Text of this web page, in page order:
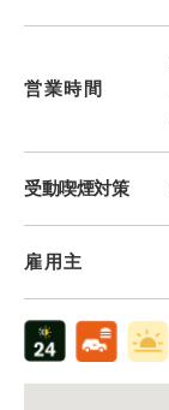
営業時間
受動喫煙対策
雇用主